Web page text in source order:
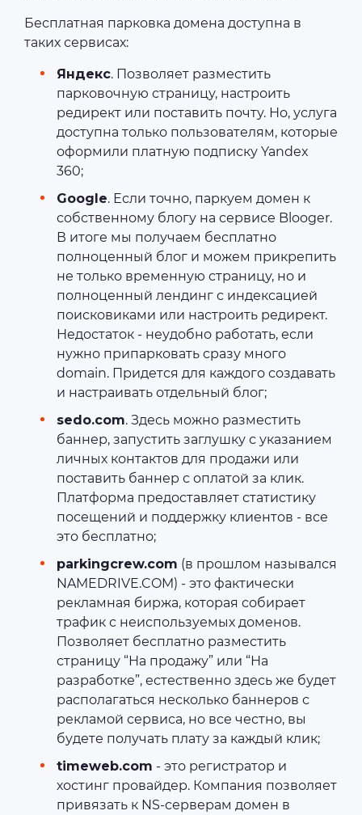
Бесплатная парковка домена доступна в
таких сервисах:
Яндекс. Позволяет разместить
парковочную страницу, настроить
редирект или поставить почту. Но, услуга
доступна только пользователям, которые
оформили платную подписку Yandex
360;
Google. Если точно, паркуем домен к
собственному блогу на сервисе Blooger.
В итоге мы получаем бесплатно
полноценный блог и можем прикрепить
не только временную страницу, но и
полноценный лендинг с индексацией
поисковиками или настроить редирект.
Недостаток - неудобно работать, если
нужно припарковать сразу много
domain. Придется для каждого создавать
и настраивать отдельный блог;
sedo.com. Здесь можно разместить
баннер, запустить заглушку с указанием
личных контактов для продажи или
поставить баннер с оплатой за клик.
Платформа предоставляет статистику
посещений и поддержку клиентов - все
это бесплатно;
parkingcrew.com (в прошлом назывался
NAMEDRIVE.COM) - это фактически
рекламная биржа, которая собирает
трафик с неиспользуемых доменов.
Позволяет бесплатно разместить
страницу “На продажу” или “На
разработке”, естественно здесь же будет
располагаться несколько баннеров с
рекламой сервиса, но все честно, вы
будете получать плату за каждый клик;
timeweb.com - это регистратор и
хостинг провайдер. Компания позволяет
привязать к NS-серверам домен в